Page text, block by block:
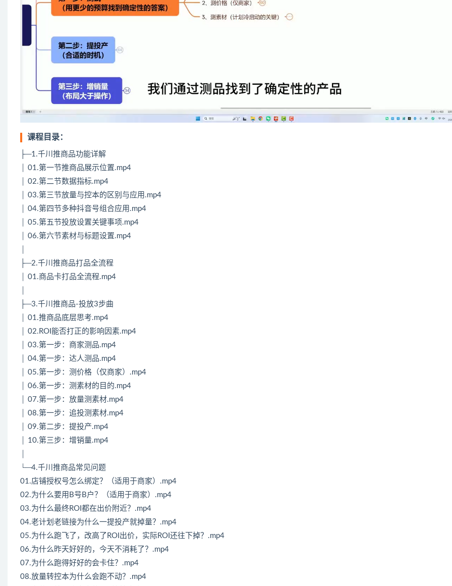
课程目录：
├─1.千川推商品功能详解
│ 01.第一节推商品展示位置.mp4
│ 02.第二节数据指标.mp4
│ 03.第三节放量与控本的区别与应用.mp4
│ 04.第四节多种抖音号组合应用.mp4
│ 05.第五节投放设置关键事项.mp4
│ 06.第六节素材与标题设置.mp4
├─2.千川推商品打品全流程
│ 01.商品卡打品全流程.mp4
├─3.千川推商品-投放3步曲
│ 01.推商品底层思考.mp4
│ 02.ROI能否打正的影响因素.mp4
│ 03.第一步：商家测品.mp4
│ 04.第一步：达人测品.mp4
│ 05.第一步：测价格（仅商家）.mp4
│ 06.第一步：测素材的目的.mp4
│ 07.第一步：放量测素材.mp4
│ 08.第一步：追投测素材.mp4
│ 09.第二步：提投产.mp4
│ 10.第三步：增销量.mp4
└─4.千川推商品常见问题
01.店铺授权号怎么绑定？（适用于商家）.mp4
02.为什么要用B号B户？（适用于商家）.mp4
03.为什么最终ROI都在出价附近？.mp4
04.老计划老链接为什么一提投产就掉量？.mp4
05.为什么跑飞了，改高了ROI出价，实际ROI还往下掉？.mp4
06.为什么昨天好好的，今天不消耗了？.mp4
07.为什么跑得好好的会卡住？.mp4
08.放量转控本为什么会跑不动？.mp4